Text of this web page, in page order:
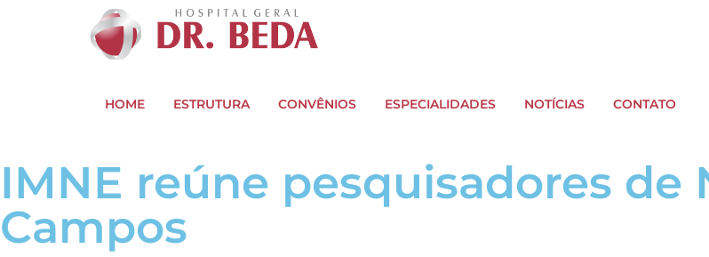
HOME ESTRUTURA CONVÊNIOS ESPECIALIDADES NOTÍCIAS CONTATO
IMNE reúne pesquisadores
Campos